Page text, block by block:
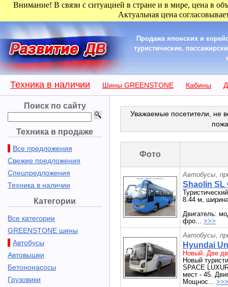
Внимание! В связи с ситуацией в стране и в мире, цена в
Актуальная цена
Продажа японских и
туристические,
Техника в наличии Шины GREENSTONE Кабины
Поиск по сайту
Техника в продаже
Все предложения
Свежие предложения
Спецпредложения
Техника в наличии
Категории
Все категории
GREENSTONE шины
Автобусы
Автовышки
Бетононасосы
Грузовики
Уважаемые посетители, не
Фото
Автобусы,
Shaolin SL
8.44 м,
Двигатель:
фро... >>>
Автобусы,
Hyundai
Новый. Две
Новый
SPACE
мест - 45.
Мощнос... >>>